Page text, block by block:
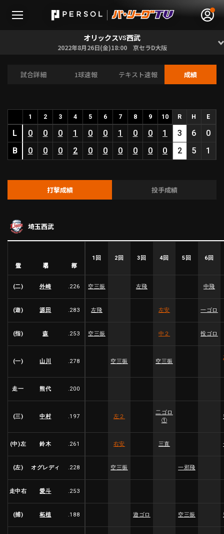
無料アカウント登録 ログイン
HOME
動画
日程･結果
順位表･成績
ファーム東地区
ファーム西地区
交流戦
選手名鑑トップ
北海道日本ハムファイターズ
東北楽天ゴールデンイーグルス
埼玉西武ライオンズ
千葉ロッテマリーンズ
オリックス・バファローズ
福岡ソフトバンクホークス
ニュース
設定
利用規約 プライバシーポリシー
運営会社 （別ウィンドウで開く）
特定商取引法の表示 アルバイト募集 （別ウィンドウで開く
オリックスVS西武
2022年8月26日(金)18:00 京セラD大阪
試合詳細 1球速報 テキスト速報 成績
1 2 3 4 5 6 7 8 9 10 R H E
L 0 0 0 1 0 0 1 0 0 1 3 6
0
B
0 0 0 2 0 0 0 0 0 0 2 5 1
打撃成績 投手成績
埼玉西武
1回 2回 3回 4回 5回 6回
(二) 外崎 .226 空三振 左飛 中飛
(遊) 源田 .283 左飛 左安 一ゴロ
(指) 森 .253 空三振 中２ 投ゴロ
(一) 山川 .278 空三振 空三振
走一 熊代 .200
(三) 中村 .197 左２
二ゴロ
①
(中)左 鈴木 .261 右安 三直
(左) オグレディ .228 空三振 一邪飛
走中右 愛斗 .253
(捕) 柘植 .188 遊ゴロ 空三振